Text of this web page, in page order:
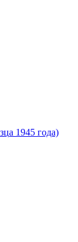
1945 года)